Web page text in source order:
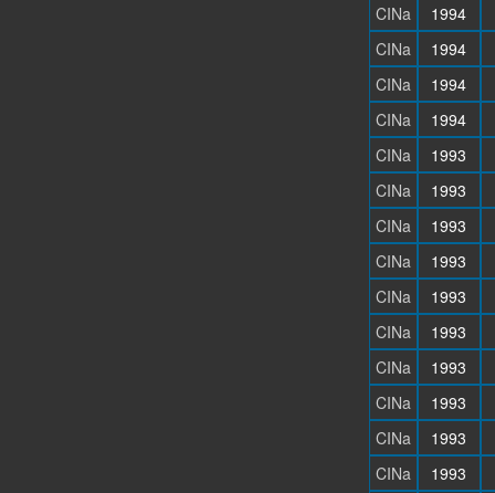
CINa
1994
CINa
1994
CINa
1994
CINa
1994
CINa
1993
CINa
1993
CINa
1993
CINa
1993
CINa
1993
CINa
1993
CINa
1993
CINa
1993
CINa
1993
CINa
1993